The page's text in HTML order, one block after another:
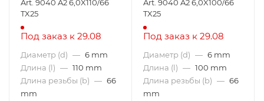
Art. 9040 A2 6,0X110/66
TX25
Под заказ к 29.08
Диаметр (d) — 6 mm
Длина (l) — 110 mm
Длина резьбы (b) — 66
mm
Art. 9040 A2 6,0X100/66
TX25
Под заказ к 29.08
Диаметр (d) — 6 mm
Длина (l) — 100 mm
Длина резьбы (b) — 66
mm